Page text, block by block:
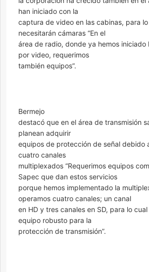
han iniciado con la
captura de video en las cabinas, para
necesitarán cámaras “En el
área de radio, donde ya hemos iniciado
por video, requerimos
también equipos”.
Bermejo
destacó que en el área de transmisión
planean adquirir
equipos de protección de señal debido
cuatro canales
multiplexados “Requerimos equipos
Sapec que dan estos servicios
porque hemos implementado la
operamos cuatro canales; un canal
en HD y tres canales en SD, para lo
equipo robusto para la
protección de transmisión”.